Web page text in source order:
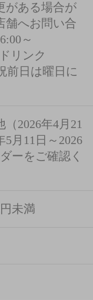
がある場合が
舗へお問い合
～
リンク
前日は曜日に
2026年4月21
5月11日～2026
ーをご確認く
未満